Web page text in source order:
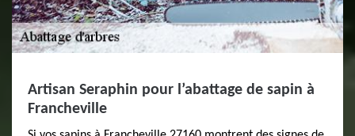
Artisan Seraphin pour l’abattage de sapin à
Francheville